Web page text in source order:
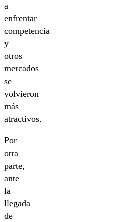
a
enfrentar
competencia
y
otros
mercados
se
volvieron
más
atractivos.
Por
otra
parte,
ante
la
llegada
de